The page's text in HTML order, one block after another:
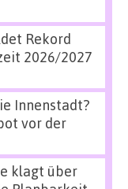
Rekord
2026/2027
Innenstadt?
vor der
klagt über